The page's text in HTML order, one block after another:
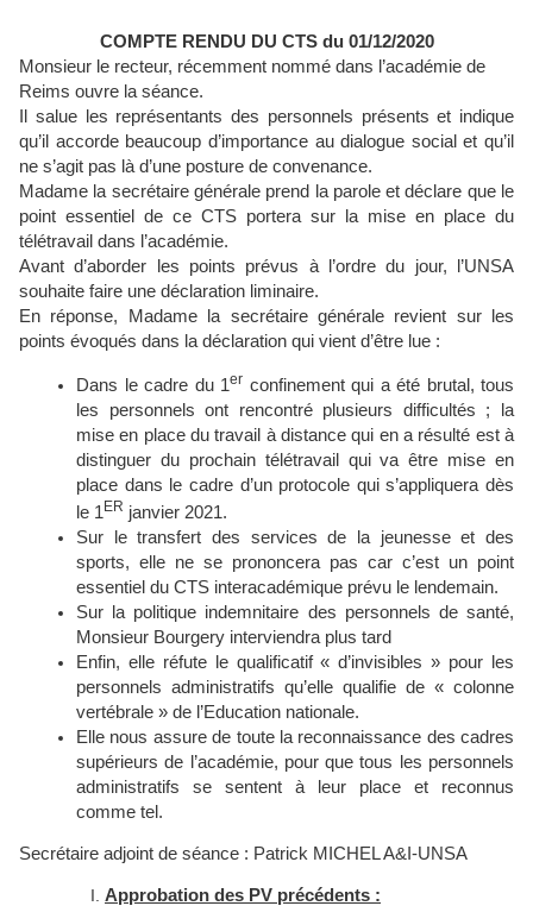
COMPTE RENDU DU CTS du 01/12/2020
Monsieur le recteur, récemment nommé dans l’académie de
Reims ouvre la séance.
Il salue les représentants des personnels présents et indique
qu’il accorde beaucoup d’importance au dialogue social et qu’il
ne s’agit pas là d’une posture de convenance.
Madame la secrétaire générale prend la parole et déclare que le
point essentiel de ce CTS portera sur la mise en place du
télétravail dans l’académie.
Avant d’aborder les points prévus à l’ordre du jour, l’UNSA
souhaite faire une déclaration liminaire.
En réponse, Madame la secrétaire générale revient sur les
points évoqués dans la déclaration qui vient d’être lue :
Dans le cadre du 1er confinement qui a été brutal, tous
les personnels ont rencontré plusieurs difficultés ; la
mise en place du travail à distance qui en a résulté est à
distinguer du prochain télétravail qui va être mise en
place dans le cadre d’un protocole qui s’appliquera dès
le 1 ER janvier 2021.
Sur le transfert des services de la jeunesse et des
sports, elle ne se prononcera pas car c’est un point
essentiel du CTS interacadémique prévu le lendemain.
Sur la politique indemnitaire des personnels de santé,
Monsieur Bourgery interviendra plus tard
Enfin, elle réfute le qualificatif « d’invisibles » pour les
personnels administratifs qu’elle qualifie de « colonne
vertébrale » de l’Education nationale.
Elle nous assure de toute la reconnaissance des cadres
supérieurs de l’académie, pour que tous les personnels
administratifs se sentent à leur place et reconnus
comme tel.
Secrétaire adjoint de séance : Patrick MICHEL A&I-UNSA
Approbation des PV précédents :